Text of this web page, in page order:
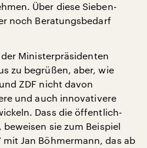
Über diese Sieben-
noch Beratungsbedarf
Ministerpräsidenten
zu begrüßen, aber, wie
ZDF nicht davon
und auch innovativere
Dass die öffentlich-
sie zum Beispiel
mit Jan Böhmermann, das ab